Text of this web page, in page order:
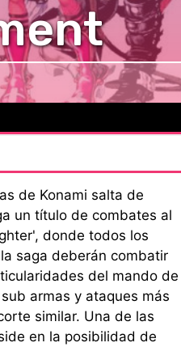
de Konami salta de
un título de combates al
donde todos los
saga deberán combatir
del mando de
armas y ataques más
similar. Una de las
en la posibilidad de